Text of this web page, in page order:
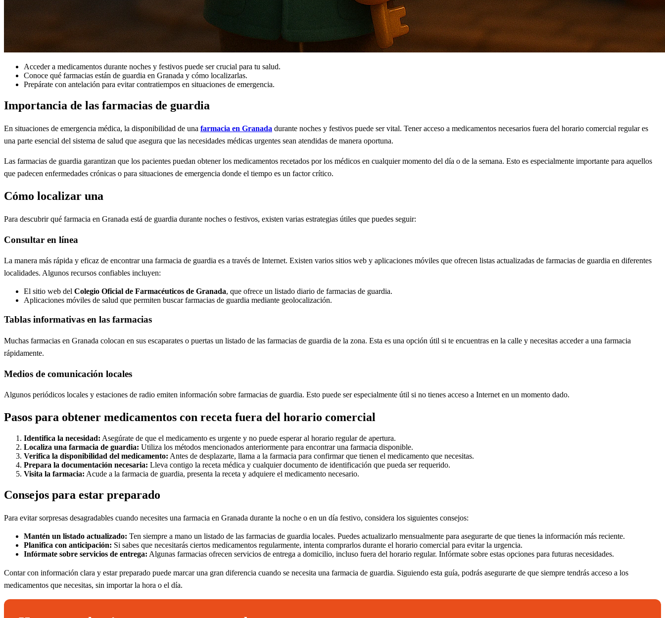
Acceder a medicamentos durante noches y festivos puede ser crucial para tu salud.
Conoce qué farmacias están de guardia en Granada y cómo localizarlas.
Prepárate con antelación para evitar contratiempos en situaciones de emergencia.
Importancia de las farmacias de guardia
En situaciones de emergencia médica, la disponibilidad de una farmacia en Granada durante noches y festivos puede ser vital. Tener acceso a medicamentos necesarios fuera del horario comercial regular es
una parte esencial del sistema de salud que asegura que las necesidades médicas urgentes sean atendidas de manera oportuna.
Las farmacias de guardia garantizan que los pacientes puedan obtener los medicamentos recetados por los médicos en cualquier momento del día o de la semana. Esto es especialmente importante para aquellos
que padecen enfermedades crónicas o para situaciones de emergencia donde el tiempo es un factor crítico.
Cómo localizar una
Para descubrir qué farmacia en Granada está de guardia durante noches o festivos, existen varias estrategias útiles que puedes seguir:
Consultar en línea
La manera más rápida y eficaz de encontrar una farmacia de guardia es a través de Internet. Existen varios sitios web y aplicaciones móviles que ofrecen listas actualizadas de farmacias de guardia en diferentes
localidades. Algunos recursos confiables incluyen:
El sitio web del Colegio Oficial de Farmacéuticos de Granada, que ofrece un listado diario de farmacias de guardia.
Aplicaciones móviles de salud que permiten buscar farmacias de guardia mediante geolocalización.
Tablas informativas en las farmacias
Muchas farmacias en Granada colocan en sus escaparates o puertas un listado de las farmacias de guardia de la zona. Esta es una opción útil si te encuentras en la calle y necesitas acceder a una farmacia
rápidamente.
Medios de comunicación locales
Algunos periódicos locales y estaciones de radio emiten información sobre farmacias de guardia. Esto puede ser especialmente útil si no tienes acceso a Internet en un momento dado.
Pasos para obtener medicamentos con receta fuera del horario comercial
Identifica la necesidad: Asegúrate de que el medicamento es urgente y no puede esperar al horario regular de apertura.
Localiza una farmacia de guardia: Utiliza los métodos mencionados anteriormente para encontrar una farmacia disponible.
Verifica la disponibilidad del medicamento: Antes de desplazarte, llama a la farmacia para confirmar que tienen el medicamento que necesitas.
Prepara la documentación necesaria: Lleva contigo la receta médica y cualquier documento de identificación que pueda ser requerido.
Visita la farmacia: Acude a la farmacia de guardia, presenta la receta y adquiere el medicamento necesario.
Consejos para estar preparado
Para evitar sorpresas desagradables cuando necesites una farmacia en Granada durante la noche o en un día festivo, considera los siguientes consejos:
Mantén un listado actualizado: Ten siempre a mano un listado de las farmacias de guardia locales. Puedes actualizarlo mensualmente para asegurarte de que tienes la información más reciente.
Planifica con anticipación: Si sabes que necesitarás ciertos medicamentos regularmente, intenta comprarlos durante el horario comercial para evitar la urgencia.
Infórmate sobre servicios de entrega: Algunas farmacias ofrecen servicios de entrega a domicilio, incluso fuera del horario regular. Infórmate sobre estas opciones para futuras necesidades.
Contar con información clara y estar preparado puede marcar una gran diferencia cuando se necesita una farmacia de guardia. Siguiendo esta guía, podrás asegurarte de que siempre tendrás acceso a los
medicamentos que necesitas, sin importar la hora o el día.